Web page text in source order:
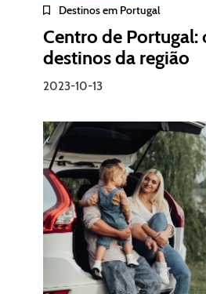
Destinos em Portugal
Centro de Portugal:
destinos da região
2023-10-13